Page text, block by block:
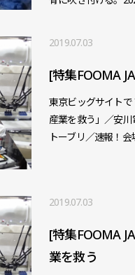
2019.07.03
[特集FOOMA
東京ビッグサイト
産業を救う」／安
トーブリ／速報！
2019.07.03
[特集FOOMA
業を救う